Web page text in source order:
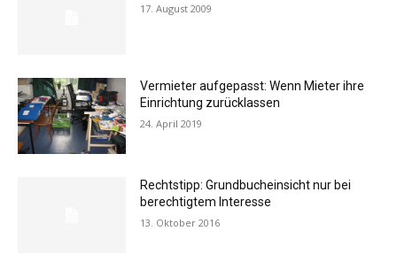
17. August 2009
Vermieter aufgepasst: Wenn Mieter ihre
Einrichtung zurücklassen
24. April 2019
Rechtstipp: Grundbucheinsicht nur bei
berechtigtem Interesse
13. Oktober 2016